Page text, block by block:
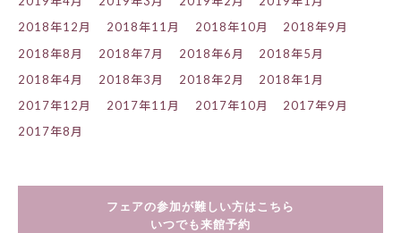
2018年12月
2018年11月 2018年10月
2018年9月
2018年8月
2018年7月 2018年6月
2018年5月
2018年4月
2018年3月 2018年2月
2018年1月
2017年12月
2017年11月 2017年10月
2017年9月
2017年8月
フェアの参加が難しい方はこちら
いつでも来館予約